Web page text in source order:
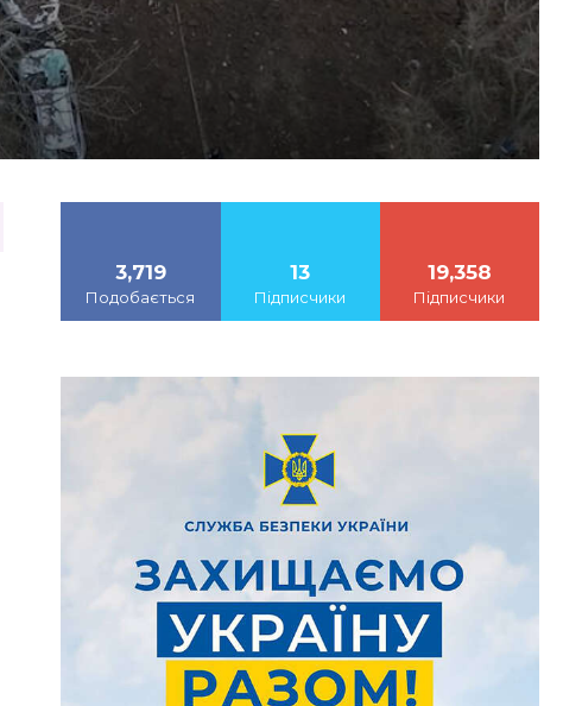
3,719
Подобається
13
Підписчики
19,358
Підписчики